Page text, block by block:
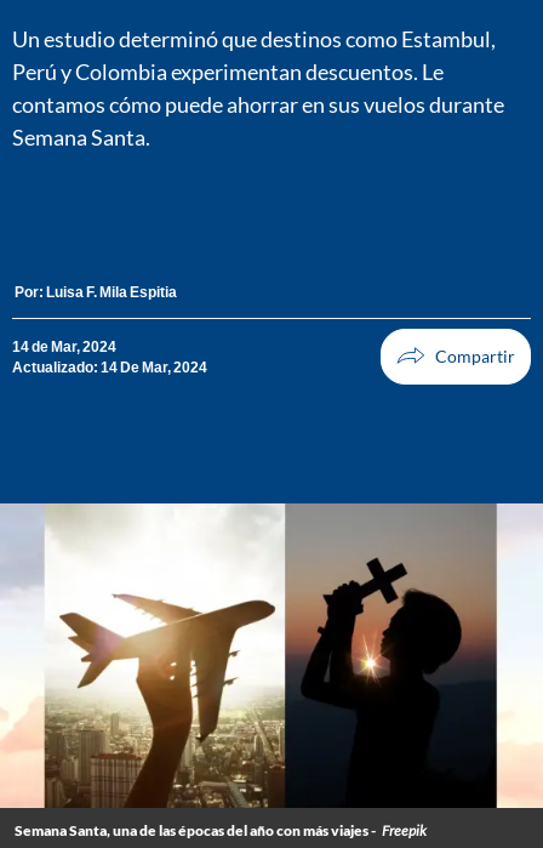
Un estudio determinó que destinos como Estambul,
Perú y Colombia experimentan descuentos. Le
contamos cómo puede ahorrar en sus vuelos durante
Semana Santa.
Por: Luisa F. Mila Espitia
14 de Mar, 2024
Actualizado: 14 De Mar, 2024
Semana Santa, una de las épocas del año con más viajes - Freepik